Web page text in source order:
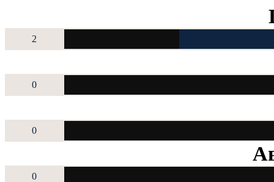
2
0
0
0